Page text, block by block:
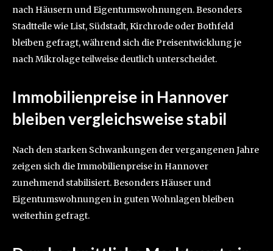
nach Häusern und Eigentumswohnungen. Besonders
Stadtteile wie List, Südstadt, Kirchrode oder Bothfeld
bleiben gefragt, während sich die Preisentwicklung je
nach Mikrolage teilweise deutlich unterscheidet.
Immobilienpreise in Hannover
bleiben vergleichsweise stabil
Nach den starken Schwankungen der vergangenen Jahre
zeigen sich die Immobilienpreise in Hannover
zunehmend stabilisiert. Besonders Häuser und
Eigentumswohnungen in guten Wohnlagen bleiben
weiterhin gefragt.